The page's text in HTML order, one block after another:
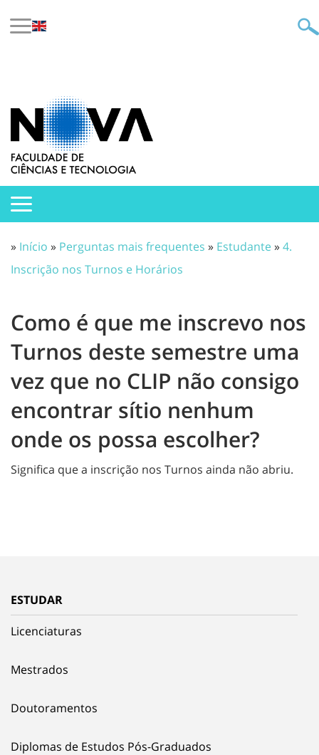
» Início » Perguntas mais frequentes » Estudante»4.
Inscrição nos Turnos e Horários
Como é que me inscrevo nos
Turnos deste semestre uma
vez que no CLIP não consigo
encontrar sítio nenhum
onde os possa escolher?
Significa que a inscrição nos Turnos ainda não abriu.
ESTUDAR
Licenciaturas
Mestrados
Doutoramentos
Diplomas de Estudos Pós-Graduados